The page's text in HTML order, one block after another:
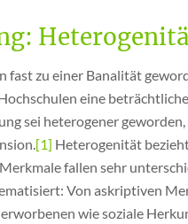
fast zu einer Banalität
eine
sei heterogener
[1] Heterogenität
fallen sehr
Von askriptiven
wie soziale